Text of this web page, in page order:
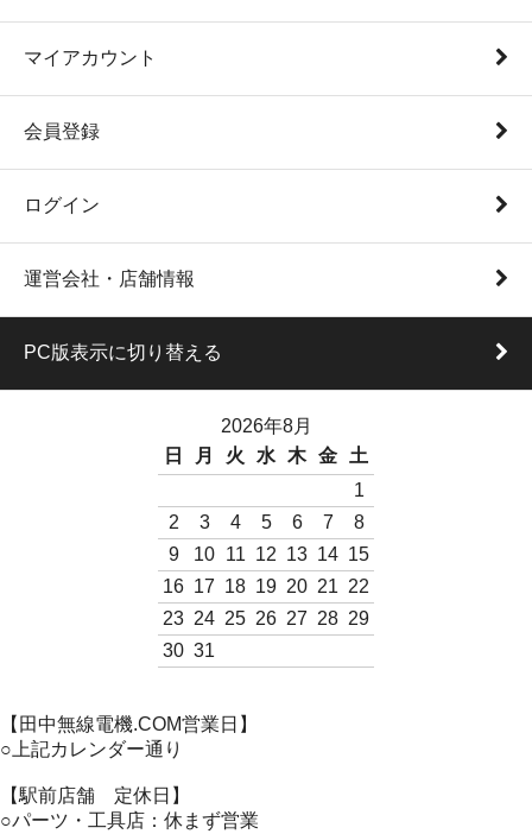
マイアカウント
会員登録
ログイン
運営会社・店舗情報
PC版表示に切り替える
2026年8月
日
月 火 水 木 金
土
1
2
3 4 5 6 7
8
9
10 11 12 13 14 15
16 17 18 19 20 21 22
23 24 25 26 27 28 29
30 31
【田中無線電機.COM営業日】
○上記カレンダー通り
【駅前店舗 定休日】
○パーツ・工具店：休まず営業